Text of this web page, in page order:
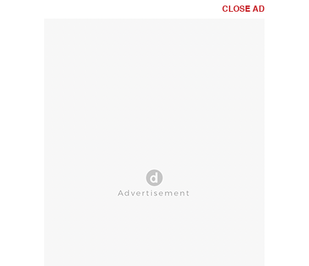
CLOSE AD